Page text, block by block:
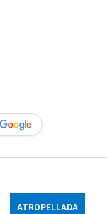
ATROPELLADA